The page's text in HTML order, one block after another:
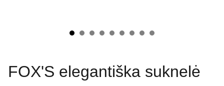
FOX'S elegantiška suknelė